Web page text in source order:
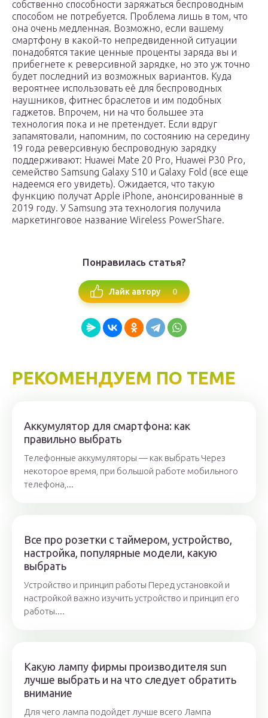
собственно способности заряжаться беспроводным
способом не потребуется. Проблема лишь в том, что
она очень медленная. Возможно, если вашему
смартфону в какой-то непредвиденной ситуации
понадобятся такие ценные проценты заряда вы и
прибегнете к реверсивной зарядке, но это уж точно
будет последний из возможных вариантов. Куда
вероятнее использовать её для беспроводных
наушников, фитнес браслетов и им подобных
гаджетов. Впрочем, ни на что большее эта
технология пока и не претендует. Если вдруг
запамятовали, напомним, по состоянию на середину
19 года реверсивную беспроводную зарядку
поддерживают: Huawei Mate 20 Pro, Huawei P30 Pro,
семейство Samsung Galaxy S10 и Galaxy Fold (все еще
надеемся его увидеть). Ожидается, что такую
функцию получат Apple iPhone, анонсированные в
2019 году. У Samsung эта технология получила
маркетинговое название Wireless PowerShare.
Понравилась статья?
Лайк автору 0
РЕКОМЕНДУЕМ ПО ТЕМЕ
Аккумулятор для смартфона: как
правильно выбрать
Телефонные аккумуляторы — как выбрать Через
некоторое время, при большой работе мобильного
телефона,...
Все про розетки с таймером, устройство,
настройка, популярные модели, какую
выбрать
Устройство и принцип работы Перед установкой и
настройкой важно изучить устройство и принцип его
работы....
Какую лампу фирмы производителя sun
лучше выбрать и на что следует обратить
внимание
Для чего лампа подойдет лучше всего Лампа